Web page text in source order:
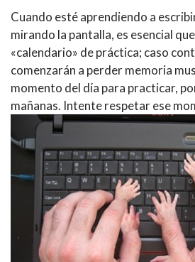
Cuando esté aprendiendo a
mirando la pantalla, es esencial
«calendario» de práctica; caso
comenzarán a perder memoria
momento del día para practicar,
mañanas. Intente respetar ese